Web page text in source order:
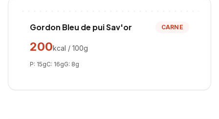
Gordon Bleu de pui Sav'or CARNE
200kcal / 100g
P: 15gC: 16gG: 8g